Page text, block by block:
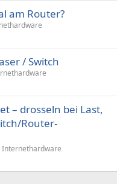
am Router?
/ Switch
– drosseln bei Last,
Router-
Internethardware